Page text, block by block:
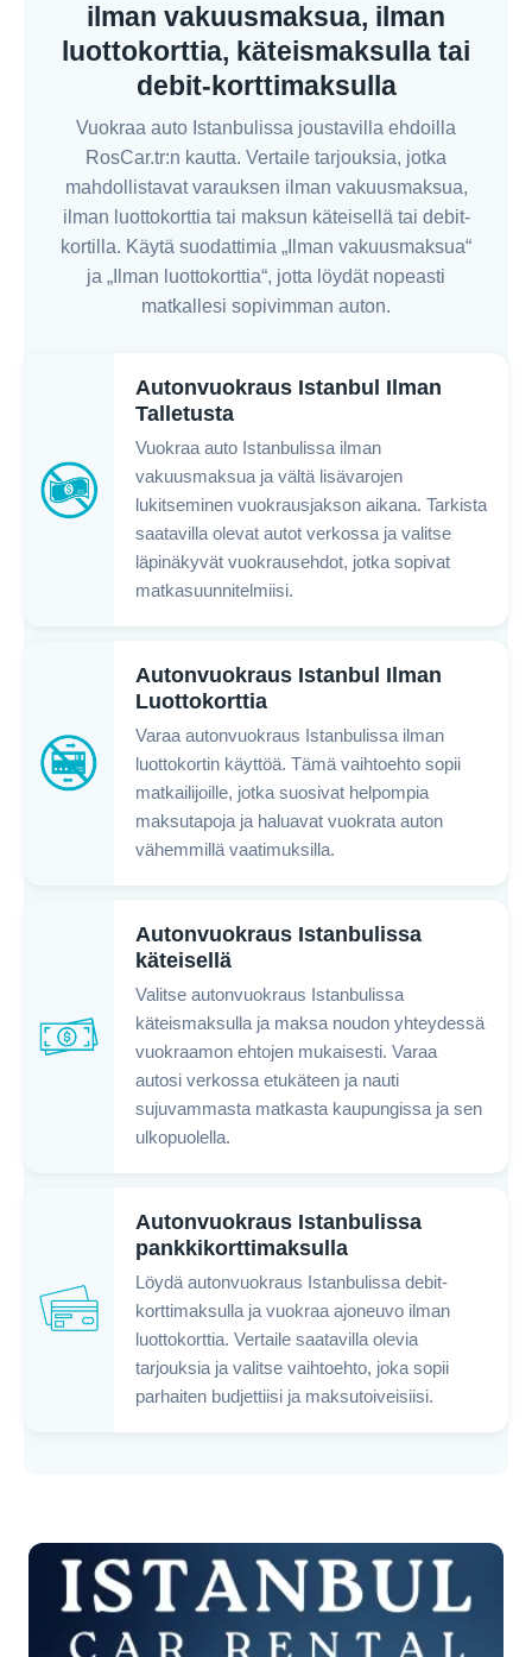
ilman vakuusmaksua, ilman
luottokorttia, käteismaksulla tai
debit-korttimaksulla
Vuokraa auto Istanbulissa joustavilla ehdoilla
RosCar.tr:n kautta. Vertaile tarjouksia, jotka
mahdollistavat varauksen ilman vakuusmaksua,
ilman luottokorttia tai maksun käteisellä tai debit-
kortilla. Käytä suodattimia „Ilman vakuusmaksua“
ja „Ilman luottokorttia“, jotta löydät nopeasti
matkallesi sopivimman auton.
Autonvuokraus Istanbul Ilman
Talletusta
Vuokraa auto Istanbulissa ilman
vakuusmaksua ja vältä lisävarojen
lukitseminen vuokrausjakson aikana. Tarkista
saatavilla olevat autot verkossa ja valitse
läpinäkyvät vuokrausehdot, jotka sopivat
matkasuunnitelmiisi.
Autonvuokraus Istanbul Ilman
Luottokorttia
Varaa autonvuokraus Istanbulissa ilman
luottokortin käyttöä. Tämä vaihtoehto sopii
matkailijoille, jotka suosivat helpompia
maksutapoja ja haluavat vuokrata auton
vähemmillä vaatimuksilla.
Autonvuokraus Istanbulissa
käteisellä
Valitse autonvuokraus Istanbulissa
käteismaksulla ja maksa noudon yhteydessä
vuokraamon ehtojen mukaisesti. Varaa
autosi verkossa etukäteen ja nauti
sujuvammasta matkasta kaupungissa ja sen
ulkopuolella.
Autonvuokraus Istanbulissa
pankkikorttimaksulla
Löydä autonvuokraus Istanbulissa debit-
korttimaksulla ja vuokraa ajoneuvo ilman
luottokorttia. Vertaile saatavilla olevia
tarjouksia ja valitse vaihtoehto, joka sopii
parhaiten budjettiisi ja maksutoiveisiisi.